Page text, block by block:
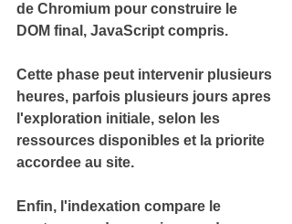
de Chromium pour construire le
DOM final, JavaScript compris.
Cette phase peut intervenir plusieurs
heures, parfois plusieurs jours apres
l'exploration initiale, selon les
ressources disponibles et la priorite
accordee au site.
Enfin, l'indexation compare le